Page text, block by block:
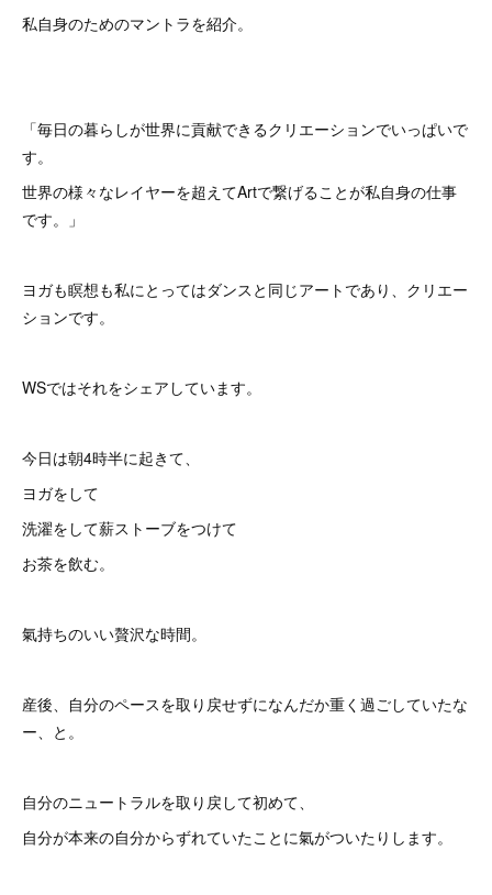
私自身のためのマントラを紹介。
「毎日の暮らしが世界に貢献できるクリエーションでいっぱいで
す。
世界の様々なレイヤーを超えてArtで繋げることが私自身の仕事
です。」
ヨガも瞑想も私にとってはダンスと同じアートであり、クリエー
ションです。
WSではそれをシェアしています。
今日は朝4時半に起きて、
ヨガをして
洗濯をして薪ストーブをつけて
お茶を飲む。
氣持ちのいい贅沢な時間。
産後、自分のペースを取り戻せずになんだか重く過ごしていたな
ー、と。
自分のニュートラルを取り戻して初めて、
自分が本来の自分からずれていたことに氣がついたりします。